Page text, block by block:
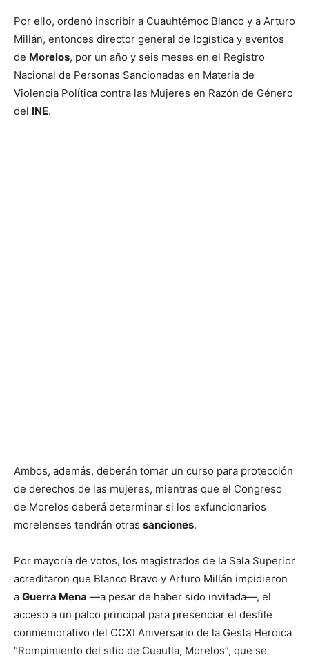
Por ello, ordenó inscribir a Cuauhtémoc Blanco y a Arturo
Millán, entonces director general de logística y eventos
de Morelos, por un año y seis meses en el Registro
Nacional de Personas Sancionadas en Materia de
Violencia Política contra las Mujeres en Razón de Género
del INE.
Ambos, además, deberán tomar un curso para protección
de derechos de las mujeres, mientras que el Congreso
de Morelos deberá determinar si los exfuncionarios
morelenses tendrán otras sanciones.
Por mayoría de votos, los magistrados de la Sala Superior
acreditaron que Blanco Bravo y Arturo Millán impidieron
a Guerra Mena —a pesar de haber sido invitada—, el
acceso a un palco principal para presenciar el desfile
conmemorativo del CCXI Aniversario de la Gesta Heroica
“Rompimiento del sitio de Cuautla, Morelos”, que se